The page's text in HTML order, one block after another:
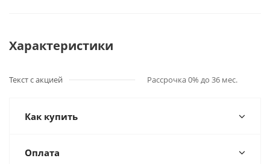
Характеристики
Текст с акцией Рассрочка 0% до 36 мес.
Как купить
Оплата